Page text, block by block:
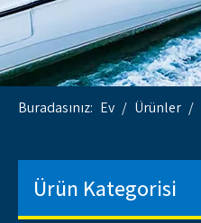
Buradasınız: Ev / Ürünler /
Ürün Kategorisi